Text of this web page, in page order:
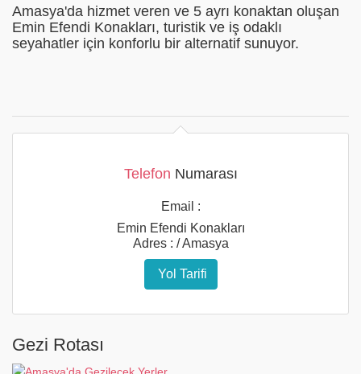
Amasya'da hizmet veren ve 5 ayrı konaktan oluşan
Emin Efendi Konakları, turistik ve iş odaklı
seyahatler için konforlu bir alternatif sunuyor.
Telefon Numarası
Email :
Emin Efendi Konakları
Adres : / Amasya
Yol Tarifi
Gezi Rotası